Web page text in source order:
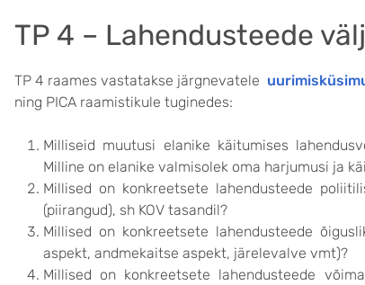
TP 4 – Lahendusteede
TP 4 raames vastatakse järgnevatele
ning PICA raamistikule tuginedes:
Milliseid muutusi elanike käitumises
Milline on elanike valmisolek oma harjumusi ja
Millised on konkreetsete lahendusteede
(piirangud), sh KOV tasandil?
Millised on konkreetsete lahendusteede
aspekt, andmekaitse aspekt, järelevalve vmt)?
Millised on konkreetsete lahendusteede